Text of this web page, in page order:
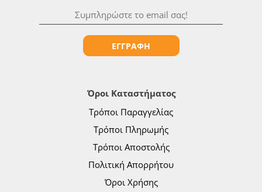
Όροι Καταστήματος
Τρόποι Παραγγελίας
Τρόποι Πληρωμής
Τρόποι Αποστολής
Πολιτική Απορρήτου
Όροι Χρήσης
ΕΓΓΡΑΦΗ